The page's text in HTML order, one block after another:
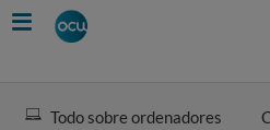
Skip
to
Todo sobre ordenadores